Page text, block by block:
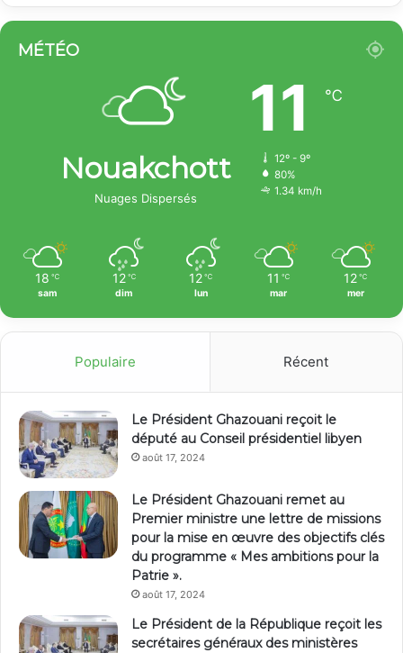
MÉTÉO
Nouakchott
Nuages Dispersés
11 ℃
12º - 9º
80%
1.34 km/h
18 ℃
sam
12 ℃
dim
12 ℃
lun
11 ℃
mar
12 ℃
mer
Populaire Récent
Le Président Ghazouani reçoit le
député au Conseil présidentiel libyen
août 17, 2024
Le Président Ghazouani remet au
Premier ministre une lettre de missions
pour la mise en œuvre des objectifs clés
du programme « Mes ambitions pour la
Patrie ».
août 17, 2024
Le Président de la République reçoit les
secrétaires généraux des ministères